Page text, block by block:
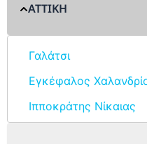
ΑΤΤΙΚΗ
Γαλάτσι
Εγκέφαλος
Ιπποκράτης Νίκαιας